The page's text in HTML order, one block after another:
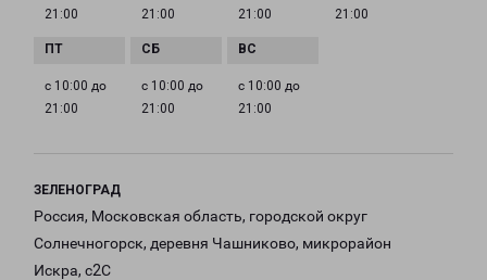
21:00
21:00
21:00
21:00
с 10:00 до
21:00
с 10:00 до
21:00
с 10:00 до
21:00
ЗЕЛЕНОГРАД
Россия, Московская область, городской округ
Солнечногорск, деревня Чашниково, микрорайон
Искра, с2С